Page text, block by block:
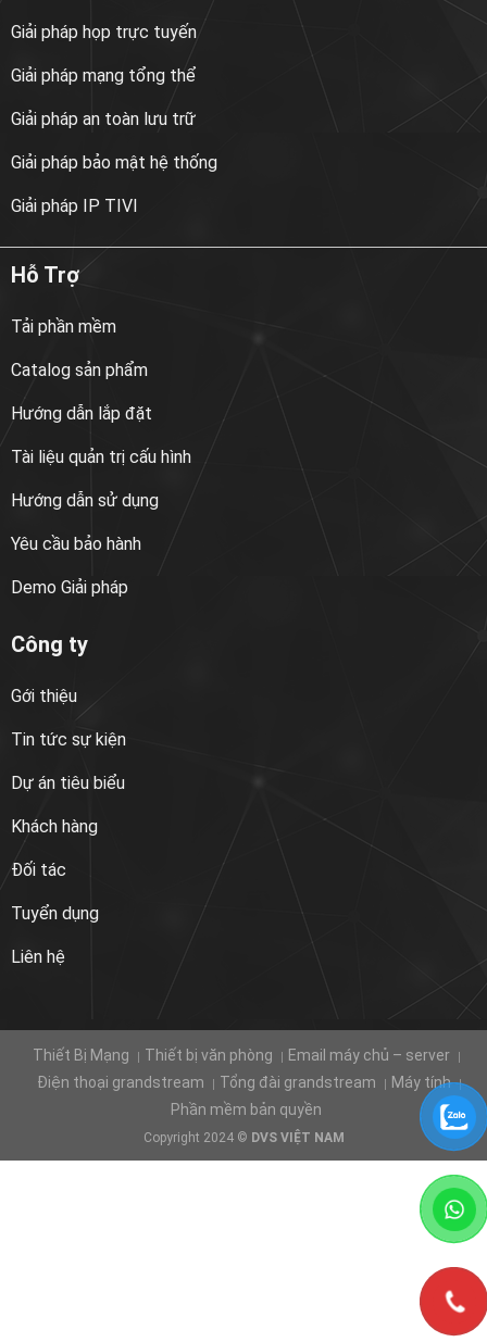
Giải pháp họp trực tuyến
Giải pháp mạng tổng thể
Giải pháp an toàn lưu trữ
Giải pháp bảo mật hệ thống
Giải pháp IP TIVI
Hỗ Trợ
Tải phần mềm
Catalog sản phẩm
Hướng dẫn lắp đặt
Tài liệu quản trị cấu hình
Hướng dẫn sử dụng
Yêu cầu bảo hành
Demo Giải pháp
Công ty
Gới thiệu
Tin tức sự kiện
Dự án tiêu biểu
Khách hàng
Đối tác
Tuyển dụng
Liên hệ
Thiết Bị Mạng Thiết bị văn phòng
Email máy chủ – server
Điện thoại grandstream
Tổng đài grandstream
Máy tính
Phần mềm bản quyền
Copyright 2024 © DVS VIỆT NAM